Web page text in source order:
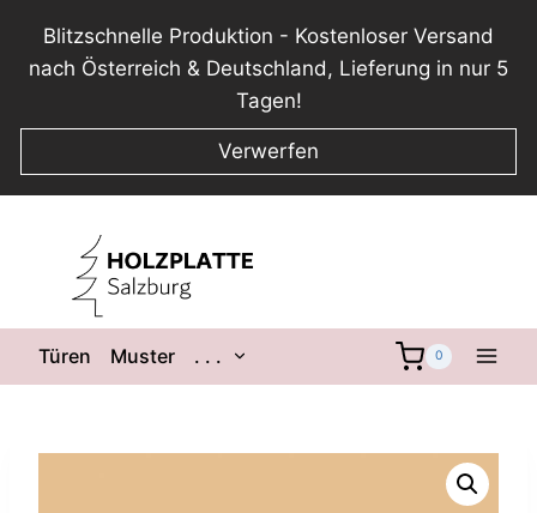
Blitzschnelle Produktion - Kostenloser Versand
nach Österreich & Deutschland, Lieferung in nur 5
Tagen!
Verwerfen
springen
Türen Muster . . . 0